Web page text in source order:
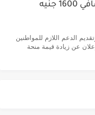
وزارة التموين تعلن عن دعم إضافي 1600 جنيه
الدعم اللازم للمواطنين
عن زيادة قيمة منحة